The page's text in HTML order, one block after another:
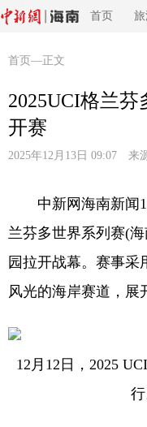
首页
首页 —正文
2025UCI格兰芬
开赛
2025年12月13日 09:07 来
中新网海南新闻12
兰芬多世界系列赛(
园拉开战幕。赛事采
风光的海岸赛道，展
12月12日，2025